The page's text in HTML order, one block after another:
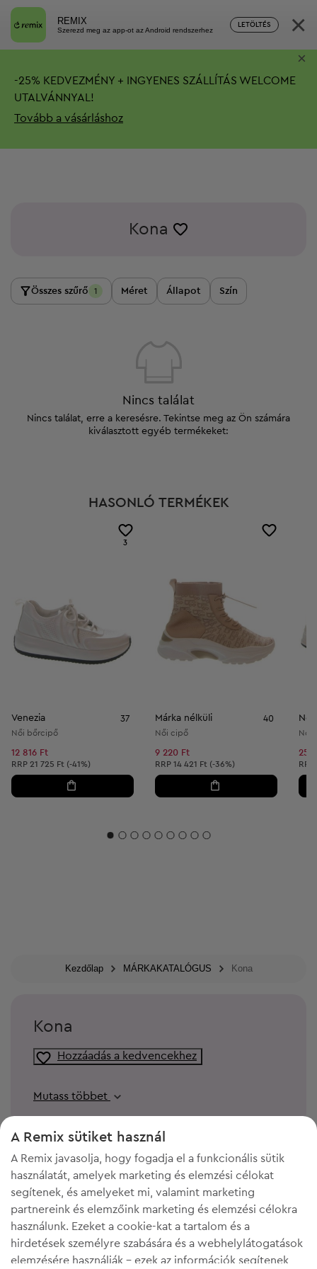
REMIX
Szerezd meg az app-ot az Android rendszerhez
LETÖLTÉS ×
-25% KEDVEZMÉNY + INGYENES SZÁLLÍTÁS WELCOME
UTALVÁNNYAL!
Tovább a vásárláshoz
×
Kona
Összes szűrő 1 Méret Állapot Szín
Nincs találat
Nincs találat, erre a keresésre. Tekintse meg az Ön számára
kiválasztott egyéb termékeket:
HASONLÓ TERMÉKEK
3
Venezia 37
Női bőrcipő
12 816 Ft
Ajánlott ár:
RRP 21 725 Ft (-41%)
Márka nélküli 40
Női cipő
9 220 Ft
Ajánlott ár:
RRP 14 421 Ft (-36%)
Női
25
RRP
Kezdőlap MÁRKAKATALÓGUS Kona
Kona
Hozzáadás a kedvencekhez
Mutass többet
A Remix sütiket használ
A Remix javasolja, hogy fogadja el a funkcionális sütik
használatát, amelyek marketing és elemzési célokat
segítenek, és amelyeket mi, valamint marketing
partnereink és elemzőink marketing és elemzési célokra
használunk. Ezeket a cookie-kat a tartalom és a
hirdetések személyre szabására és a webhelylátogatások
elemzésére használják - ezek az információk segítenek